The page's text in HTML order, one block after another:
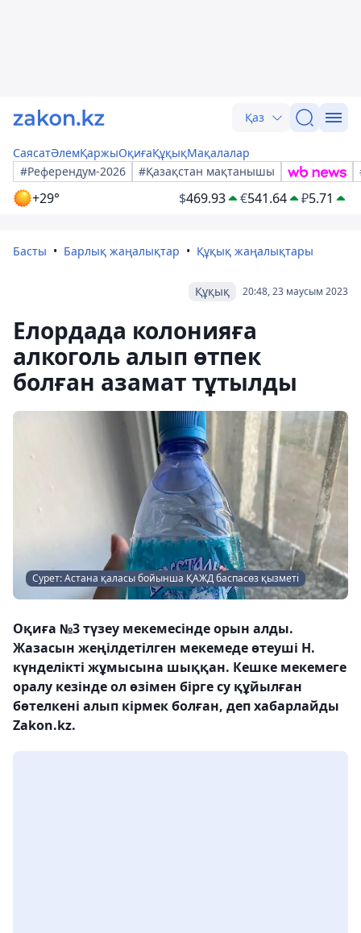
Қаз
СаясатӘлемҚаржыОқиғаҚұқықМақалалар
#Референдум-2026
#Қазақстан мақтанышы
+29° $469.93 €541.64 ₽5.71
Басты Барлық жаңалықтар Құқық жаңалықтары
20:48, 23 маусым 2023
Құқық
Елордада колонияға
алкоголь алып өтпек
болған азамат тұтылды
Сурет: Астана қаласы бойынша ҚАЖД баспасөз қызметі
Оқиға №3 түзеу мекемесінде орын алды.
Жазасын жеңілдетілген мекемеде өтеуші Н.
күнделікті жұмысына шыққан. Кешке мекемеге
оралу кезінде ол өзімен бірге су құйылған
бөтелкені алып кірмек болған, деп хабарлайды
Zakon.kz.